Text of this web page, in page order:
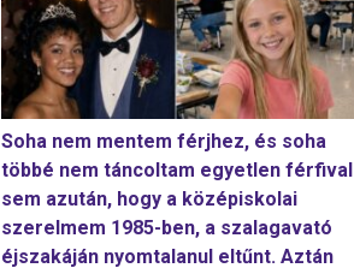
Soha nem mentem férjhez, és soha
többé nem táncoltam egyetlen férfival
sem azután, hogy a középiskolai
szerelmem 1985-ben, a szalagavató
éjszakáján nyomtalanul eltűnt. Aztán